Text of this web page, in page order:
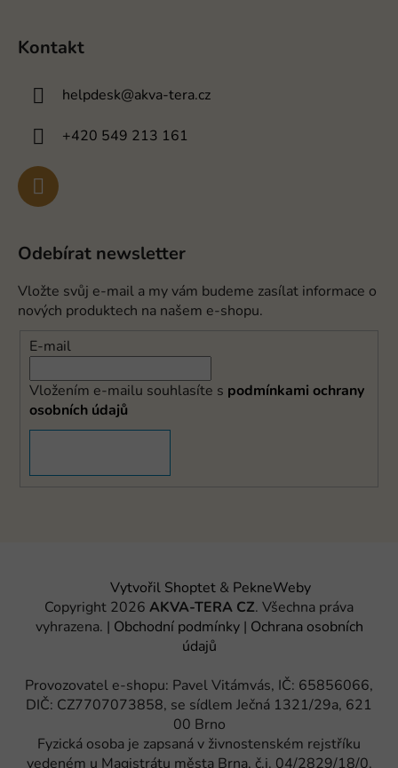
Kontakt
helpdesk@akva-tera.cz
+420 549 213 161
Odebírat newsletter
Vložte svůj e-mail a my vám budeme zasílat informace o
nových produktech na našem e-shopu.
E-mail
Vložením e-mailu souhlasíte s podmínkami ochrany
osobních údajů
Vytvořil Shoptet& PekneWeby
Copyright 2026 AKVA-TERA CZ. Všechna práva
vyhrazena. | Obchodní podmínky| Ochrana osobních
údajů
Provozovatel e-shopu: Pavel Vitámvás, IČ: 65856066,
DIČ: CZ7707073858, se sídlem Ječná 1321/29a, 621
00 Brno
Fyzická osoba je zapsaná v živnostenském rejstříku
vedeném u Magistrátu města Brna, č.j. 04/2829/18/0.